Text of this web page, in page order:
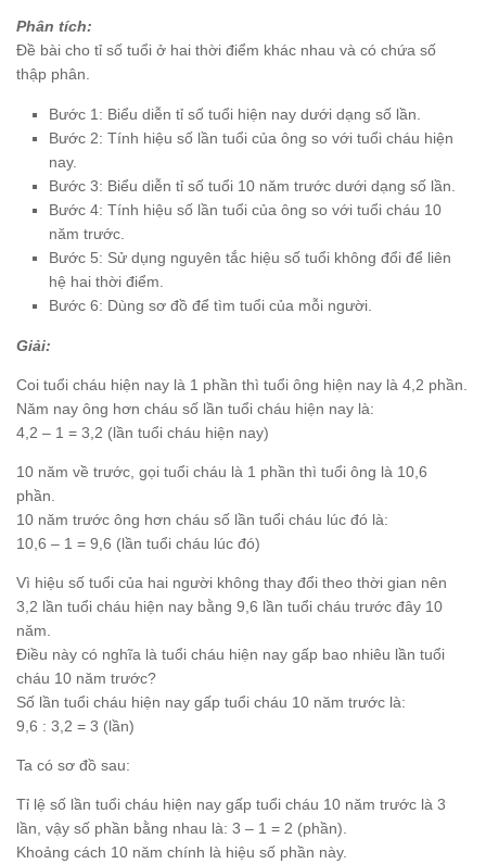
Phân tích:
Đề bài cho tỉ số tuổi ở hai thời điểm khác nhau và có chứa số
thập phân.
Bước 1: Biểu diễn tỉ số tuổi hiện nay dưới dạng số lần.
Bước 2: Tính hiệu số lần tuổi của ông so với tuổi cháu hiện
nay.
Bước 3: Biểu diễn tỉ số tuổi 10 năm trước dưới dạng số lần.
Bước 4: Tính hiệu số lần tuổi của ông so với tuổi cháu 10
năm trước.
Bước 5: Sử dụng nguyên tắc hiệu số tuổi không đổi để liên
hệ hai thời điểm.
Bước 6: Dùng sơ đồ để tìm tuổi của mỗi người.
Giải:
Coi tuổi cháu hiện nay là 1 phần thì tuổi ông hiện nay là 4,2 phần.
Năm nay ông hơn cháu số lần tuổi cháu hiện nay là:
4,2 – 1 = 3,2 (lần tuổi cháu hiện nay)
10 năm về trước, gọi tuổi cháu là 1 phần thì tuổi ông là 10,6
phần.
10 năm trước ông hơn cháu số lần tuổi cháu lúc đó là:
10,6 – 1 = 9,6 (lần tuổi cháu lúc đó)
Vì hiệu số tuổi của hai người không thay đổi theo thời gian nên
3,2 lần tuổi cháu hiện nay bằng 9,6 lần tuổi cháu trước đây 10
năm.
Điều này có nghĩa là tuổi cháu hiện nay gấp bao nhiêu lần tuổi
cháu 10 năm trước?
Số lần tuổi cháu hiện nay gấp tuổi cháu 10 năm trước là:
9,6 : 3,2 = 3 (lần)
Ta có sơ đồ sau:
Tỉ lệ số lần tuổi cháu hiện nay gấp tuổi cháu 10 năm trước là 3
lần, vậy số phần bằng nhau là: 3 – 1 = 2 (phần).
Khoảng cách 10 năm chính là hiệu số phần này.